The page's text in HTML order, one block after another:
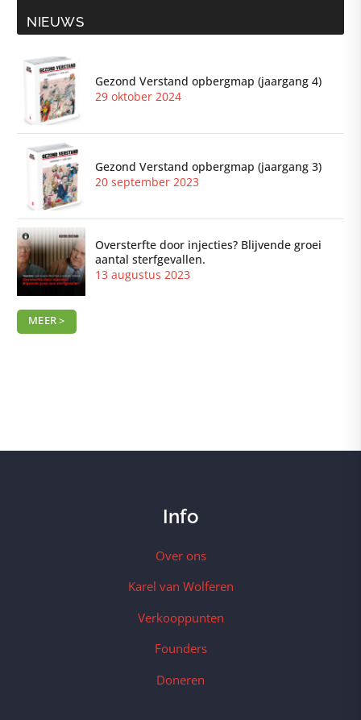
NIEUWS
Gezond Verstand opbergmap (jaargang 4)
29 oktober 2024
Gezond Verstand opbergmap (jaargang 3)
20 september 2023
Oversterfte door injecties? Blijvende groei
aantal sterfgevallen.
13 augustus 2023
MEER >
Info
Over ons
Karel van Wolferen
Verkooppunten
Founders
Doneren